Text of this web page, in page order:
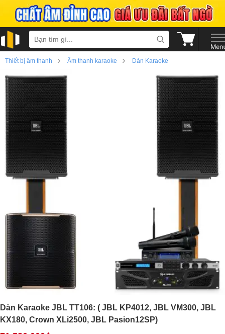
Thiết bị âm thanh › Âm thanh karaoke › Dàn Karaoke
Dàn Karaoke JBL TT106: ( JBL KP4012, JBL VM300, JBL
KX180, Crown XLi2500, JBL Pasion12SP)